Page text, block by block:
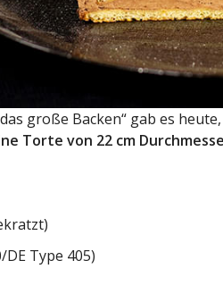
große Backen“ gab es
Torte von 22 cm
Type 405)